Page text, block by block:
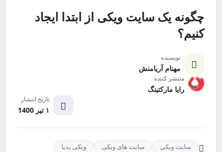
چگونه یک سایت ویکی از ابتدا ایجاد
کنیم؟
نویسنده
مهنام آریامنش
منتشر کننده
رایا مارکتینگ
تاریخ انتشار
۱ تیر 1400
سایت ویکی سایت های ویکی
ویکی پدیا